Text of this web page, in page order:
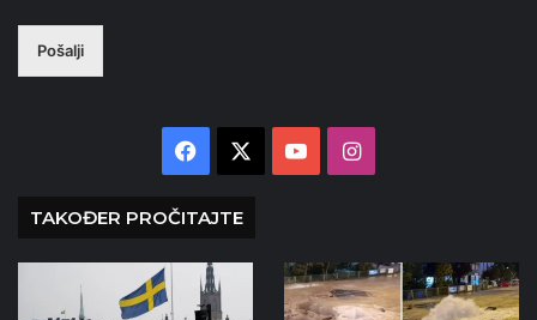
Pošalji
Facebook YouTubeInstagram
TAKOĐER PROČITAJTE